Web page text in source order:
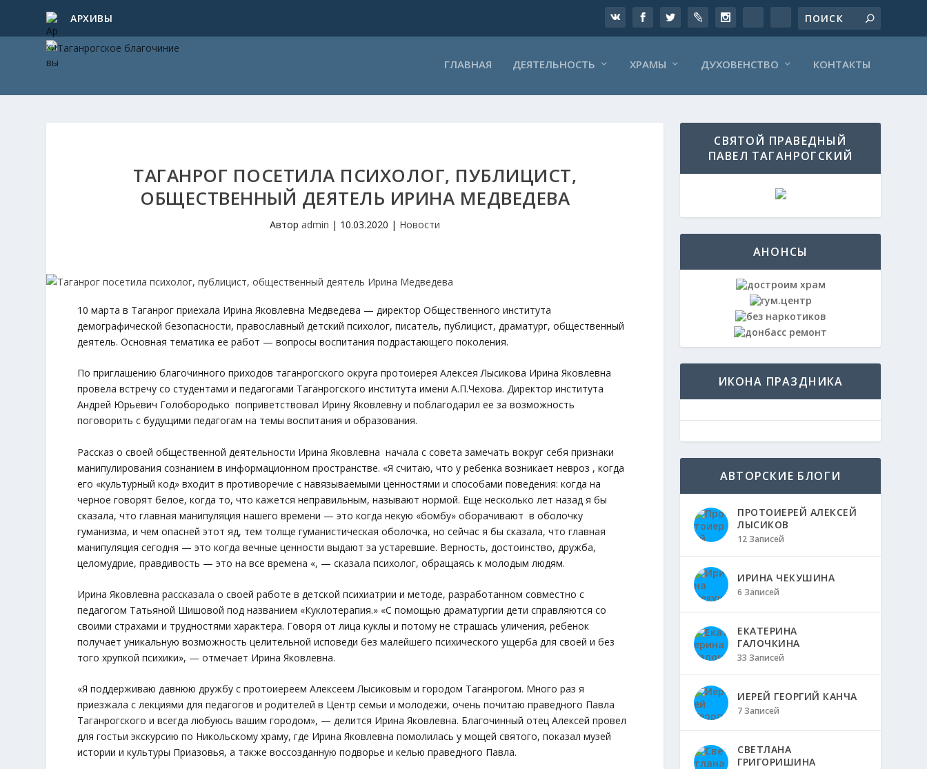
АРХИВЫ
ГЛАВНАЯ ДЕЯТЕЛЬНОСТЬ ХРАМЫ ДУХОВЕНСТВО КОНТАКТЫ
ТАГАНРОГ ПОСЕТИЛА ПСИХОЛОГ, ПУБЛИЦИСТ,
ОБЩЕСТВЕННЫЙ ДЕЯТЕЛЬ ИРИНА МЕДВЕДЕВА
Авторadmin | 10.03.2020 | Новости
10 марта в Таганрог приехала Ирина Яковлевна Медведева — директор Общественного института
демографической безопасности, православный детский психолог, писатель, публицист, драматург, общественный
деятель. Основная тематика ее работ — вопросы воспитания подрастающего поколения.
По приглашению благочинного приходов таганрогского округа протоиерея Алексея Лысикова Ирина Яковлевна
провела встречу со студентами и педагогами Таганрогского института имени А.П.Чехова. Директор института
Андрей Юрьевич Голобородько поприветствовал Ирину Яковлевну и поблагодарил ее за возможность
поговорить с будущими педагогам на темы воспитания и образования.
Рассказ о своей общественной деятельности Ирина Яковлевна начала с совета замечать вокруг себя признаки
манипулирования сознанием в информационном пространстве. «Я считаю, что у ребенка возникает невроз , когда
его «культурный код» входит в противоречие с навязываемыми ценностями и способами поведения: когда на
черное говорят белое, когда то, что кажется неправильным, называют нормой. Еще несколько лет назад я бы
сказала, что главная манипуляция нашего времени — это когда некую «бомбу» оборачивают в оболочку
гуманизма, и чем опасней этот яд, тем толще гуманистическая оболочка, но сейчас я бы сказала, что главная
манипуляция сегодня — это когда вечные ценности выдают за устаревшие. Верность, достоинство, дружба,
целомудрие, правдивость — это на все времена «, — сказала психолог, обращаясь к молодым людям.
Ирина Яковлевна рассказала о своей работе в детской психиатрии и методе, разработанном совместно с
педагогом Татьяной Шишовой под названием «Куклотерапия.» «С помощью драматургии дети справляются со
своими страхами и трудностями характера. Говоря от лица куклы и потому не страшась уличения, ребенок
получает уникальную возможность целительной исповеди без малейшего психического ущерба для своей и без
того хрупкой психики», — отмечает Ирина Яковлевна.
«Я поддерживаю давнюю дружбу с протоиереем Алексеем Лысиковым и городом Таганрогом. Много раз я
приезжала с лекциями для педагогов и родителей в Центр семьи и молодежи, очень почитаю праведного Павла
Таганрогского и всегда любуюсь вашим городом», — делится Ирина Яковлевна. Благочинный отец Алексей провел
для гостьи экскурсию по Никольскому храму, где Ирина Яковлевна помолилась у мощей святого, показал музей
истории и культуры Приазовья, а также воссозданную подворье и келью праведного Павла.
СВЯТОЙ ПРАВЕДНЫЙ
ПАВЕЛ ТАГАНРОГСКИЙ
АНОНСЫ
ИКОНА ПРАЗДНИКА
АВТОРСКИЕ БЛОГИ
ПРОТОИЕРЕЙ АЛЕКСЕЙ
ЛЫСИКОВ
12 Записей
ИРИНА ЧЕКУШИНА
6 Записей
ЕКАТЕРИНА
ГАЛОЧКИНА
33 Записей
ИЕРЕЙ ГЕОРГИЙ КАНЧА
7 Записей
СВЕТЛАНА
ГРИГОРИШИНА